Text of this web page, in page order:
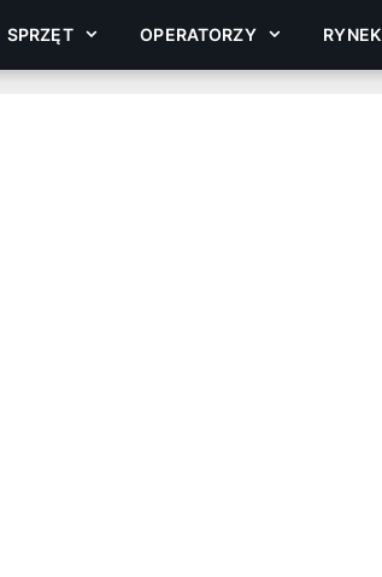
SPRZĘT OPERATORZY RYNEK